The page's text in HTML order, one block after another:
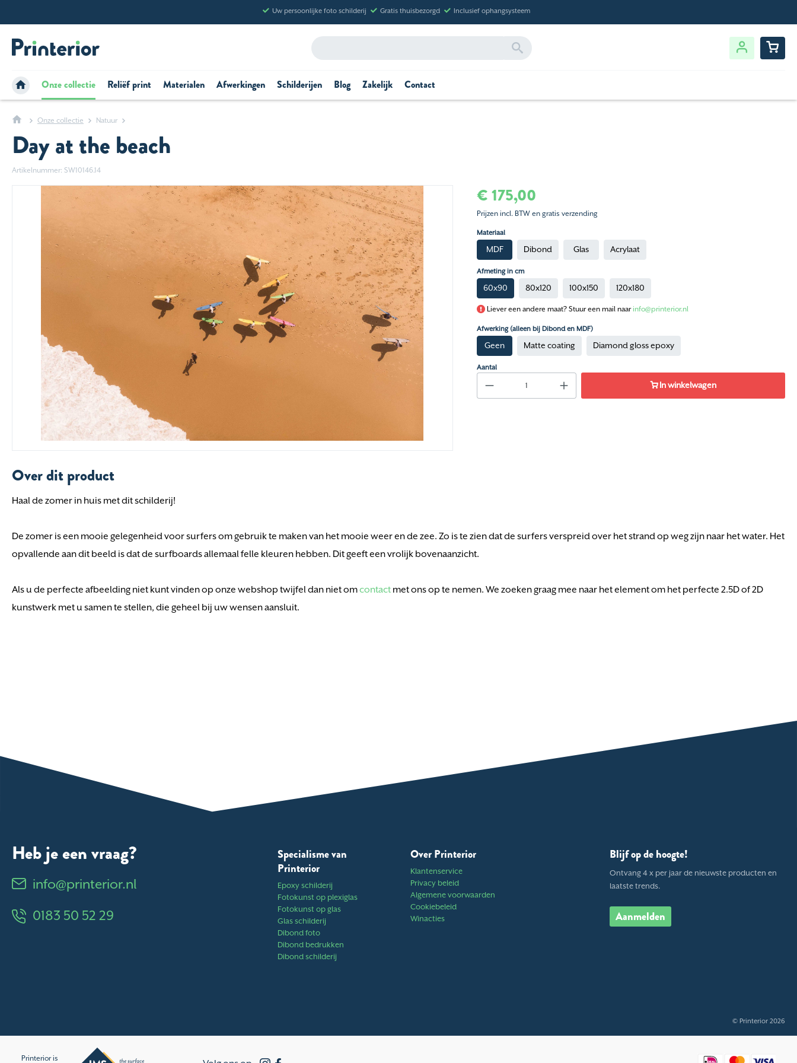
Uw persoonlijke foto schilderij Gratis thuisbezorgd Inclusief ophangsysteem
Onze collectie Reliëf print Materialen Afwerkingen Schilderijen Blog Zakelijk Contact
Onze collectie Natuur
Day at the beach
Artikelnummer: SW10146.14
€ 175,00
Prijzen incl. BTW en gratis verzending
Materiaal
MDF Dibond Glas Acrylaat
Afmeting in cm
60x90 80x120 100x150 120x180
Liever een andere maat? Stuur een mail naar info@printerior.nl
Afwerking (alleen bij Dibond en MDF)
Geen Matte coating Diamond gloss epoxy
Aantal
In winkelwagen
Over dit product
Haal de zomer in huis met dit schilderij!
De zomer is een mooie gelegenheid voor surfers om gebruik te maken van het mooie weer en de zee. Zo is te zien dat de surfers verspreid over het strand op weg zijn naar het water. Het
opvallende aan dit beeld is dat de surfboards allemaal felle kleuren hebben. Dit geeft een vrolijk bovenaanzicht.
Als u de perfecte afbeelding niet kunt vinden op onze webshop twijfel dan niet omcontact met ons op te nemen. We zoeken graag mee naar het element om het perfecte 2.5D of 2D
kunstwerk met u samen te stellen, die geheel bij uw wensen aansluit.
Heb je een vraag?
info@printerior.nl
0183 50 52 29
Specialisme van
Printerior
Epoxy schilderij
Fotokunst op plexiglas
Fotokunst op glas
Glas schilderij
Dibond foto
Dibond bedrukken
Dibond schilderij
Over Printerior
Klantenservice
Privacy beleid
Algemene voorwaarden
Cookiebeleid
Winacties
Blijf op de hoogte!
Ontvang 4 x per jaar de nieuwste producten en
laatste trends.
Aanmelden
© Printerior 2026
Printerior is